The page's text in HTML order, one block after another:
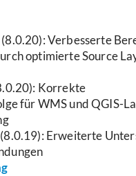
Verbesserte
optimierte Source
Korrekte
für WMS und QGIS-
Erweiterte